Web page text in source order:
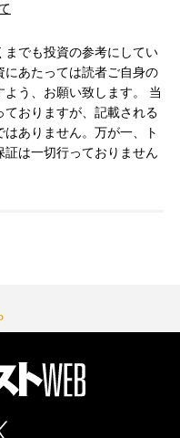
でも投資の参考にしてい
あたっては読者ご自身の
う、お願い致します。 当
おりますが、記載される
ありません。万が一、ト
は一切行っておりません